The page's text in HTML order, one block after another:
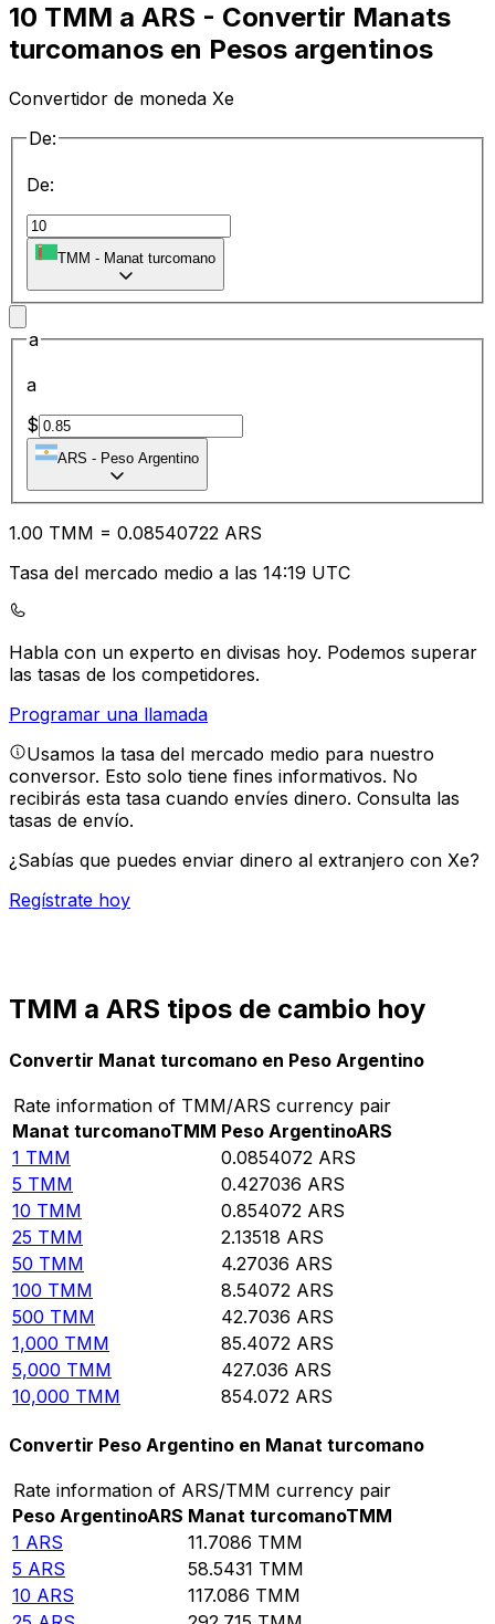
10 TMM a ARS - Convertir Manats
turcomanos en Pesos argentinos
Convertidor de moneda Xe
De:
De:
TMM - Manat turcomano
a
a
$
ARS - Peso Argentino
1.00 TMM = 0.08540722 ARS
Tasa del mercado medio a las 14:19 UTC
Habla con un experto en divisas hoy. Podemos superar
las tasas de los competidores.
Programar una llamada
Usamos la tasa del mercado medio para nuestro
conversor. Esto solo tiene fines informativos. No
recibirás esta tasa cuando envíes dinero. Consulta las
tasas de envío.
¿Sabías que puedes enviar dinero al extranjero con Xe?
Regístrate hoy
TMM a ARS tipos de cambio hoy
Convertir Manat turcomano en Peso Argentino
Rate information of TMM/ARS currency pair
Manat turcomanoTMM Peso ArgentinoARS
1 TMM 0.0854072 ARS
5 TMM 0.427036 ARS
10 TMM 0.854072 ARS
25 TMM 2.13518 ARS
50 TMM 4.27036 ARS
100 TMM 8.54072 ARS
500 TMM 42.7036 ARS
1,000 TMM 85.4072 ARS
5,000 TMM 427.036 ARS
10,000 TMM 854.072 ARS
Convertir Peso Argentino en Manat turcomano
Rate information of ARS/TMM currency pair
Peso ArgentinoARS Manat turcomanoTMM
1 ARS 11.7086 TMM
5 ARS 58.5431 TMM
10 ARS 117.086 TMM